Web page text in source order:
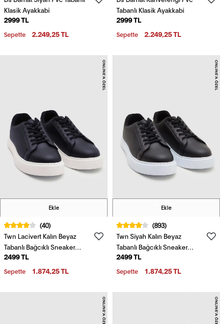
Klasik Ayakkabi
2999 TL
Sepette 2.249,25 TL
Tabanlı Klasik Ayakkabi
2999 TL
Sepette 2.249,25 TL
Ekle
(40)
Twn Lacivert Kalın Beyaz
Tabanlı Bağcıklı Sneaker
Ayakkabi
2499 TL
Sepette 1.874,25 TL
Ekle
(893)
Twn Siyah Kalın Beyaz
Tabanlı Bağcıklı Sneaker
Ayakkabi
2499 TL
Sepette 1.874,25 TL